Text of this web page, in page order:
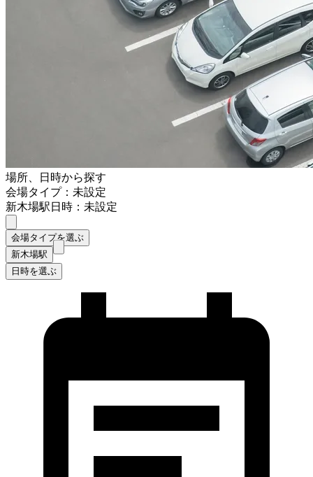
場所、日時から探す
会場タイプ：未設定
新木場駅日時：未設定
会場タイプを選ぶ
新木場駅
日時を選ぶ